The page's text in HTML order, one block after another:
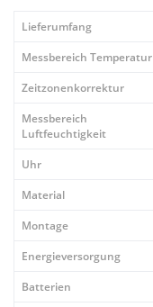
Lieferumfang
Messbereich Temperatur
Zeitzonenkorrektur
Messbereich
Luftfeuchtigkeit
Uhr
Material
Montage
Energieversorgung
Batterien